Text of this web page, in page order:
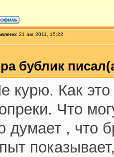
21 авг 2011, 15:22
бублик
курю. Как
Что
думает , что